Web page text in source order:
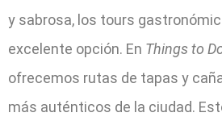
y sabrosa, los tours
excelente opción. En Things to
ofrecemos rutas de tapas y
más auténticos de la ciudad.